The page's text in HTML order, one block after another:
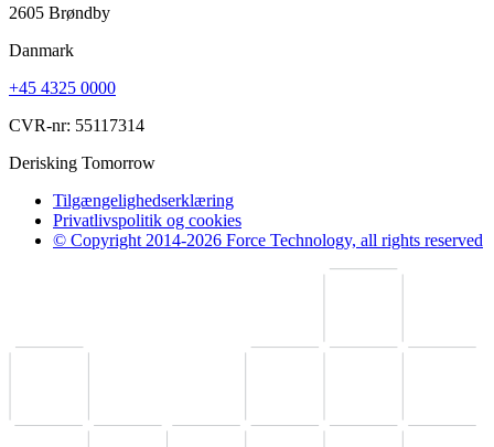
2605 Brøndby
Danmark
+45 4325 0000
CVR-nr: 55117314
Derisking Tomorrow
Tilgængelighedserklæring
Privatlivspolitik og cookies
© Copyright 2014-2026 Force Technology, all rights reserved